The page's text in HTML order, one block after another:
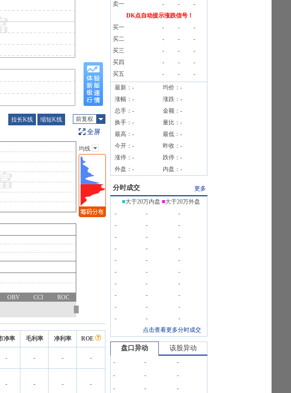
公司2026年6月产销快报公告》
股数9.43亿股，质押总笔数38笔
年7月产销快报公告》等3条公告
拉长K线 缩短K线 前复权
全屏
主图指标
均线
EXPMA
SAR
BBI
OBV CCI ROC
均线
净率 毛利率 净利率 ROE
- - - -
- - - -
卖一
- -
-
DK点自动提示涨跌信号！
买一
- -
-
买二
- -
-
买三
- -
-
买四
- -
-
买五
- -
-
最新： - 均价： -
涨幅： - 涨跌： -
总手： - 金额： -
换手： - 量比： -
最高： - 最低： -
今开： - 昨收： -
涨停： - 跌停： -
外盘： - 内盘： -
分时成交
更多
■大于20万内盘 ■大于20万外盘
-
-
-
-
-
-
-
-
-
-
-
-
-
-
-
-
-
-
-
-
-
-
-
-
-
-
-
-
-
-
点击查看更多分时成交
盘口异动 该股异动
- -
-
-
-
-
-
-
-